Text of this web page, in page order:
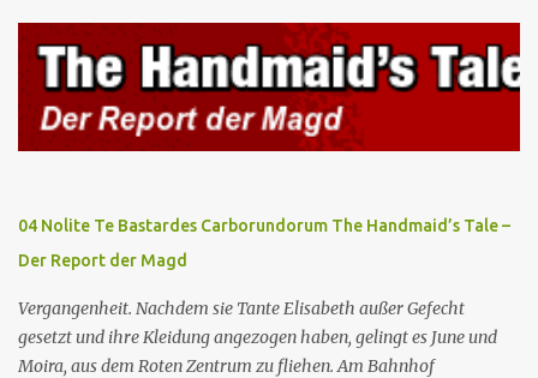
Teilnahme von Frauen weiterhin entschieden ab. Gegenwart. Die
Waterfords beherbergen eine Delegation aus Mexiko, um ein für
Gilead lebenswichtiges Handelsabkommen zu unterzeichnen.
Botschafterin Castillo konfrontiert Serena mit ihrem Buch „Der
Platz einer Frau”, das als Manifest von Gilead gilt und einen
oberstes Gut die Fortpflanzung ist. June und andere Mägde werden
wo Serena stolz die „Kinder von Gilead” vorstellt. June nutzt die
Gelegenheit, mit Castillo unter vier Augen zu sprechen, ...
04 Nolite Te Bastardes Carborundorum The Handmaid’s Tale –
Der Report der Magd
Vergangenheit. Nachdem sie Tante Elisabeth außer Gefecht
gesetzt und ihre Kleidung angezogen haben, gelingt es June und
Moira, aus dem Roten Zentrum zu fliehen. Am Bahnhof